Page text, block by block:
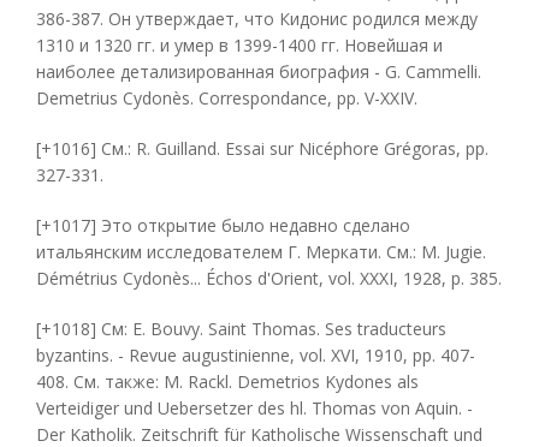
386-387. Он утверждает, что Кидонис родился между
1310 и 1320 гг. и умер в 1399-1400 гг. Новейшая и
наиболее детализированная биография - G. Cammelli.
Demetrius Cydonès. Correspondance, pp. V-XXIV.
[+1016] См.: R. Guilland. Essai sur Nicéphore Grégoras, pp.
327-331.
[+1017] Это открытие было недавно сделано
итальянским исследователем Г. Меркати. См.: M. Jugie.
Démétrius Cydonès... Échos d'Orient, vol. XXXI, 1928, p. 385.
[+1018] См: E. Bouvy. Saint Thomas. Ses traducteurs
byzantins. - Revue augustinienne, vol. XVI, 1910, pp. 407-
408. См. также: M. Rackl. Demetrios Kydones als
Verteidiger und Uebersetzer des hl. Thomas von Aquin. -
Der Katholik. Zeitschrift für Katholische Wissenschaft und